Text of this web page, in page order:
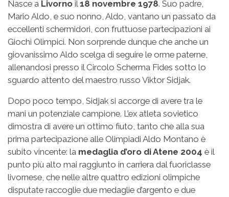
Nasce a Livorno il18 novembre 1978. Suo padre,
Mario Aldo, e suo nonno, Aldo, vantano un passato da
eccellenti schermidori, con fruttuose partecipazioni ai
Giochi Olimpici. Non sorprende dunque che anche un
giovanissimo Aldo scelga di seguire le orme paterne,
allenandosi presso il Circolo Scherma Fides sotto lo
sguardo attento del maestro russo Viktor Sidjak.
Dopo poco tempo, Sidjak si accorge di avere tra le
mani un potenziale campione. L’ex atleta sovietico
dimostra di avere un ottimo fiuto, tanto che alla sua
prima partecipazione alle Olimpiadi Aldo Montano è
subito vincente: la medaglia d’oro di Atene 2004 è il
punto più alto mai raggiunto in carriera dal fuoriclasse
livornese, che nelle altre quattro edizioni olimpiche
disputate raccoglie due medaglie d’argento e due